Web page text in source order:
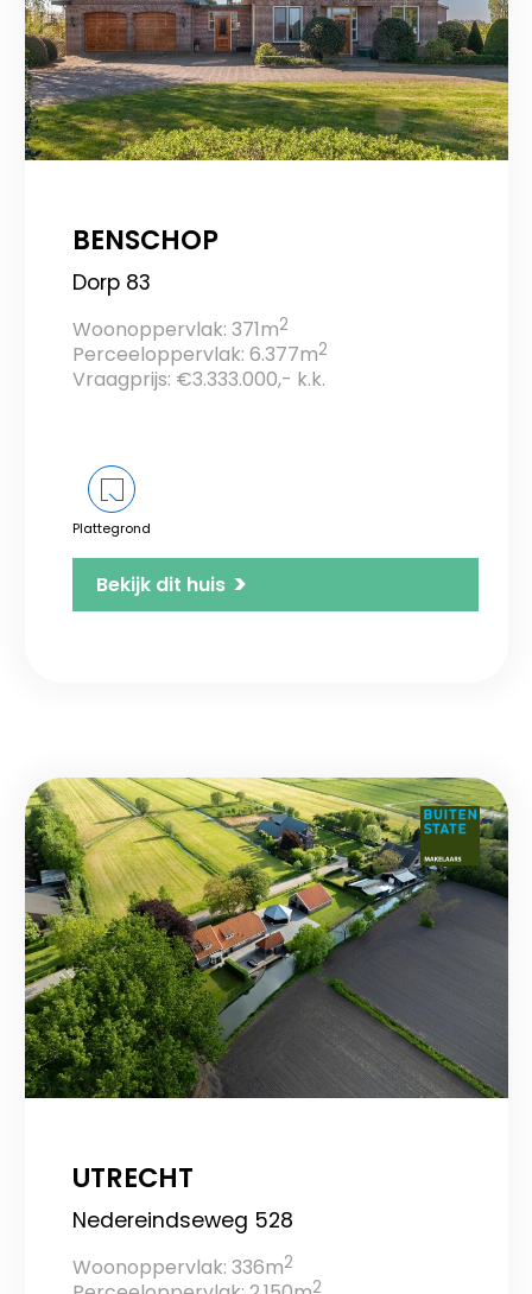
BENSCHOP
Dorp 83
Woonoppervlak: 371m2
Perceeloppervlak: 6.377m2
Vraagprijs: €3.333.000,- k.k.
Plattegrond
Bekijk dit huis >
UTRECHT
Nedereindseweg 528
Woonoppervlak: 336m2
2